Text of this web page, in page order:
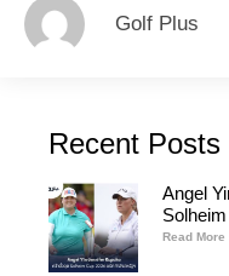
Golf Plus
Recent Posts
Angel
Read More